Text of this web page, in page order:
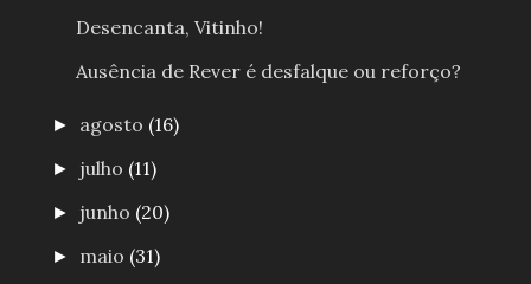
Desencanta, Vitinho!
Ausência de Rever é desfalque ou reforço?
► agosto (16)
► julho (11)
► junho (20)
► maio (31)